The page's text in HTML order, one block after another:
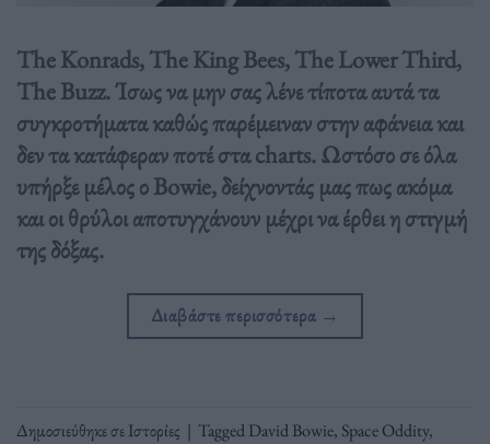
The Konrads, The King Bees, The Lower Third,
The Buzz. Ίσως να μην σας λένε τίποτα αυτά τα
συγκροτήματα καθώς παρέμειναν στην αφάνεια και
δεν τα κατάφεραν ποτέ στα charts. Ωστόσο σε όλα
υπήρξε μέλος ο Bowie, δείχνοντάς μας πως ακόμα
και οι θρύλοι αποτυγχάνουν μέχρι να έρθει η στιγμή
της δόξας.
Διαβάστε περισσότερα →
Δημοσιεύθηκε σεΙστορίες | TaggedDavid Bowie, Space Oddity,